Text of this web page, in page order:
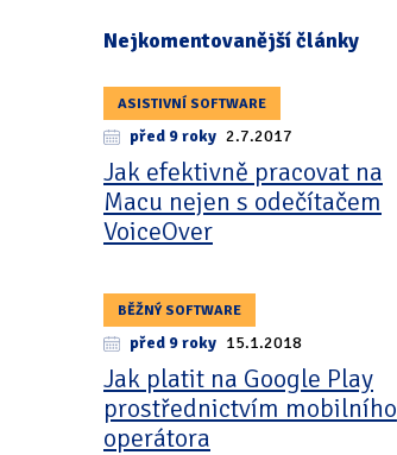
Nejkomentovanější články
ASISTIVNÍ SOFTWARE
před 9 roky 2.7.2017
Jak efektivně pracovat na
Macu nejen s odečítačem
VoiceOver
BĚŽNÝ SOFTWARE
před 9 roky 15.1.2018
Jak platit na Google Play
prostřednictvím mobilního
operátora